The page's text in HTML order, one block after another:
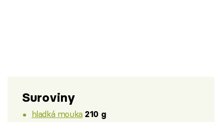
Suroviny
hladká mouka 210 g